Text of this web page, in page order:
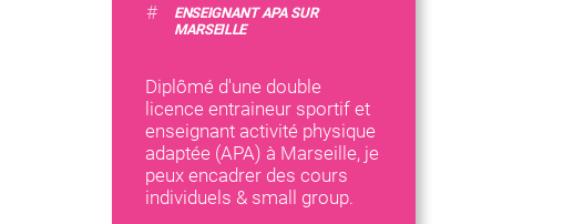
#
ENSEIGNANT APA SUR
MARSEILLE
Diplômé d'une double
licence entraineur sportif et
enseignant activité physique
adaptée (APA) à Marseille, je
peux encadrer des cours
individuels & small group.